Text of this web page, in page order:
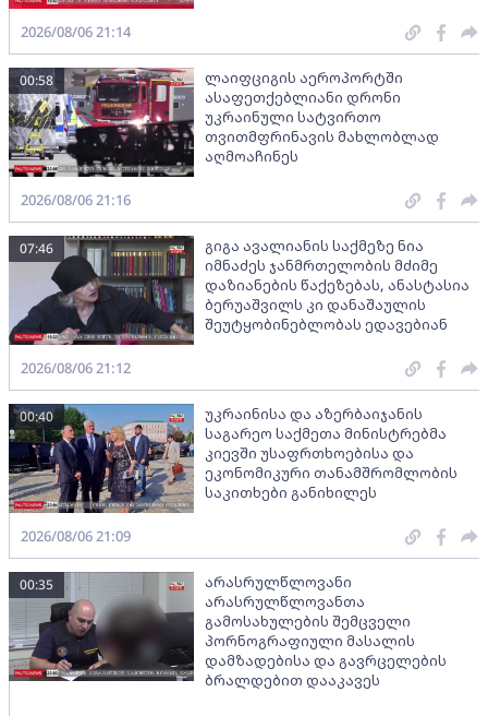
2026/08/06 21:14
ლაიფციგის აეროპორტში
ასაფეთქებლიანი დრონი
უკრაინული სატვირთო
თვითმფრინავის მახლობლად
აღმოაჩინეს
00:58
2026/08/06 21:16
გიგა ავალიანის საქმეზე ნია
იმნაძეს ჯანმრთელობის მძიმე
დაზიანების წაქეზებას, ანასტასია
ბერუაშვილს კი დანაშაულის
შეუტყობინებლობას ედავებიან
07:46
2026/08/06 21:12
უკრაინისა და აზერბაიჯანის
საგარეო საქმეთა მინისტრებმა
კიევში უსაფრთხოებისა და
ეკონომიკური თანამშრომლობის
საკითხები განიხილეს
00:40
2026/08/06 21:09
არასრულწლოვანი
არასრულწლოვანთა
გამოსახულების შემცველი
პორნოგრაფიული მასალის
დამზადებისა და გავრცელების
ბრალდებით დააკავეს
00:35